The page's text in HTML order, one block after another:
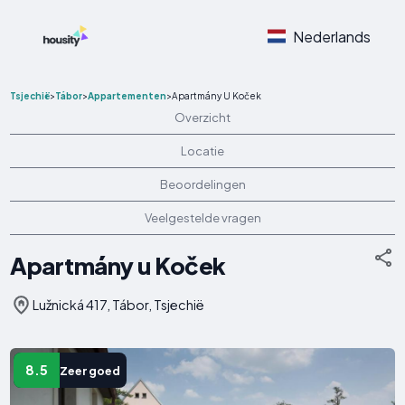
Nederlands
Tsjechië>Tábor>Appartementen>Apartmány U Koček
Overzicht
Locatie
Beoordelingen
Veelgestelde vragen
Apartmány u Koček
Lužnická 417, Tábor, Tsjechië
8.5 Zeer goed